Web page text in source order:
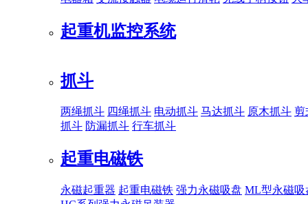
起重机监控系统
抓斗
两绳抓斗 四绳抓斗 电动抓斗 马达抓斗 原木抓斗 剪
抓斗 防漏抓斗 行车抓斗
起重电磁铁
永磁起重器 起重电磁铁 强力永磁吸盘 ML型永磁吸